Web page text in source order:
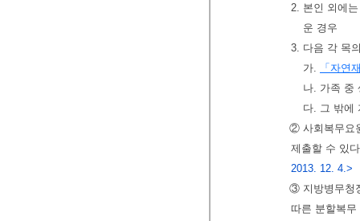
2. 본인 외에
운 경우
3. 다음 각 목
가.
「자연
나. 가족 중
다. 그 밖에
② 사회복무요
제출할 수 있
2013. 12. 4.>
③ 지방병무청
따른 분할복